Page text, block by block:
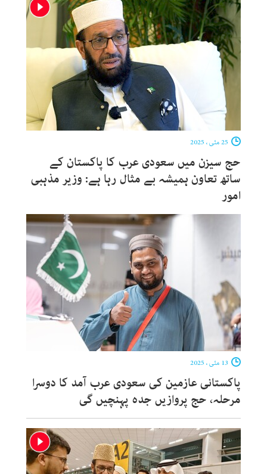
حج سیزن میں سعودی عرب کا پاکستان کے
ساتھ تعاون ہمیشہ بے مثال رہا ہے: وزیر مذہبی
امور
پاکستانی عازمین کی سعودی عرب آمد کا دوسرا
مرحلہ، حج پروازیں جدہ پہنچیں گی